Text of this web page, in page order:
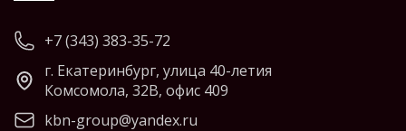
+7 (343) 383-35-72
г. Екатеринбург, улица 40-летия
Комсомола, 32В, офис 409
kbn-group@yandex.ru